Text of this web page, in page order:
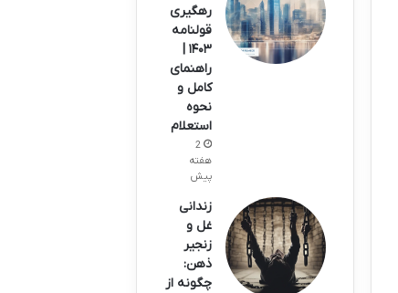
رهگیری
قولنامه
۱۴۰۳ |
راهنمای
کامل و
نحوه
استعلام
2
هفته
پیش
زندانی
غل و
زنجیر
ذهن:
چگونه از